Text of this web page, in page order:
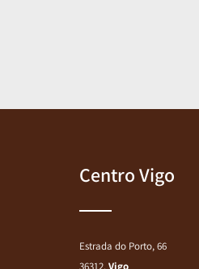
Centro Vigo
Estrada do Porto, 66
36312, Vigo